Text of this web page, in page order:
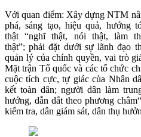
Với quan điểm: Xây dựng NTM
phá, sáng tạo, hiệu quả, hướng
thật “nghĩ thật, nói thật, làm
thật”; phải đặt dưới sự lãnh đạo
quản lý của chính quyền, vai trò
Mặt trận Tổ quốc và các tổ chức
cuộc tích cực, tự giác của Nhân
kết toàn dân; người dân làm
hướng, dẫn dắt theo phương
kiểm tra, dân giám sát, dân thụ